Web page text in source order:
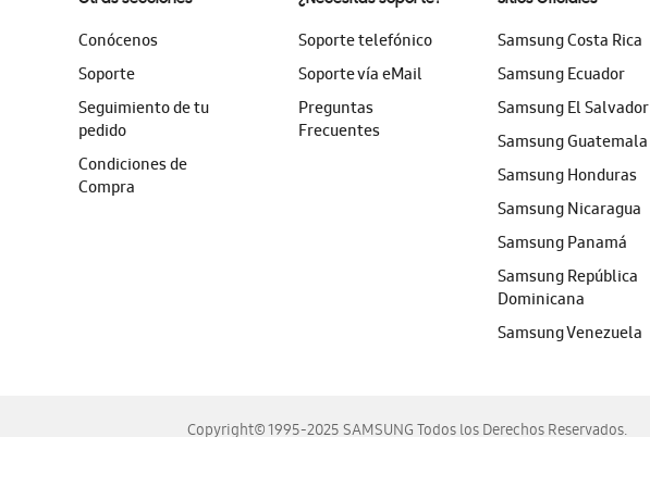
Conócenos
Soporte
Seguimiento de tu
pedido
Condiciones de
Compra
Soporte telefónico
Soporte vía eMail
Preguntas
Frecuentes
Samsung Costa Rica
Samsung Ecuador
Samsung El Salvador
Samsung Guatemala
Samsung Honduras
Samsung Nicaragua
Samsung Panamá
Samsung República
Dominicana
Samsung Venezuela
Copyright© 1995-2025 SAMSUNG Todos los Derechos Reservados.